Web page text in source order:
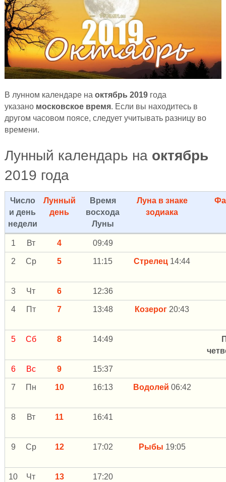
В лунном календаре на октябрь 2019года
указано московское время. Если вы находитесь в
другом часовом поясе, следует учитывать разницу во
времени.
Лунный календарь на октябрь
2019 года
Число
и день
недели
Лунный
день
Время
восхода
Луны
Луна в знаке
зодиака
1 Вт 4 09:49
2 Ср 5 11:15 Стрелец 14:44
3 Чт 6 12:36
4 Пт 7 13:48 Козерог 20:43
5 Сб 8 14:49
6 Вс 9 15:37
7 Пн 10 16:13 Водолей 06:42
8 Вт 11 16:41
9 Ср 12 17:02 Рыбы 19:05
10 Чт 13 17:20